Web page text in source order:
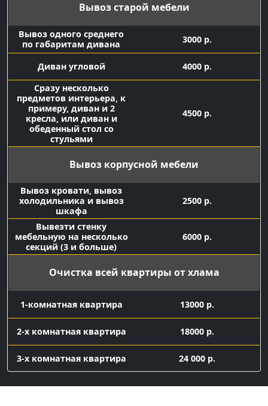
Вывоз старой мебели
Вывоз одного среднего
по габаритам дивана
3000 р.
Диван угловой
4000 р.
Сразу несколько
предметов интерьера, к
примеру, диван и 2
кресла, или диван и
обеденный стол со
стульями
4500 р.
Вывоз корпусной мебели
Вывоз кровати, вывоз
холодильника и вывоз
шкафа
2500 р.
Вывезти стенку
мебельную на несколько
секций (3 и больше)
6000 р.
Очистка всей квартиры от хлама
1-комнатная квартира 13000 р.
2-х комнатная квартира 18000 р.
3-х комнатная квартира 24 000 р.
Вывоз мелкого хлама